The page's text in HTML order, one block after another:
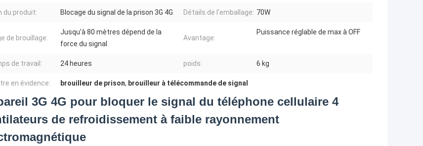
du produit: Blocage du signal de la prison 3G 4G Détails de l'emballage: 70W
de brouillage:
Jusqu'à 80 mètres dépend de la
force du signal
Avantage:
Puissance réglable de max à OFF
de travail: 24 heures poids: 6 kg
en évidence: brouilleur de prison, brouilleur à télécommande de signal
3G 4G pour bloquer le signal du téléphone cellulaire 4
de refroidissement à faible rayonnement